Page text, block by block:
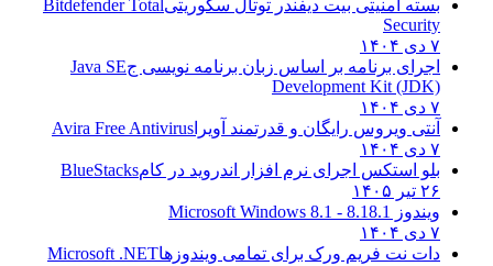
بسته امنیتی بیت دیفندر توتال سکوریتیBitdefender Total
Security
۷ دی ۱۴۰۴
اجرای برنامه بر اساس زبان برنامه نویسی جJava SE
Development Kit (JDK)
۷ دی ۱۴۰۴
آنتی ویروس رایگان و قدرتمند آویرا Avira Free Antivirus
۷ دی ۱۴۰۴
بلو استکس اجرای نرم افزار اندروید در کامBlueStacks
۲۶ تیر ۱۴۰۵
ویندوز 8.1
8.1 - Microsoft Windows 8.1
۷ دی ۱۴۰۴
دات نت فریم ورک برای تمامی ویندوزهاMicrosoft .NET